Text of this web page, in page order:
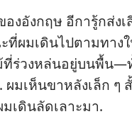
อังกฤษ อีกา​รู้ก​ส่ง​เ
ที่​ผม​เดิน​ไป​ตาม​ทาง​
ที่​ร่วง​หล่น​อยู่​บน​พื้น—
ม​เห็น​ขา​หลัง​เล็ก ๆ
เดิน​ลัด​เลาะ​มา.